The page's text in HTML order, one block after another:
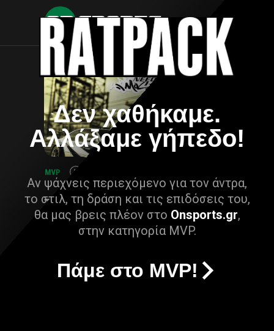
Δεν χαθήκαμε.
Αλλάξαμε γήπεδο!
Αν ψάχνεις περιεχόμενο για τον άντρα,
το στιλ, τη δράση και τις επιδόσεις του,
θα μας βρεις πλέον στο Onsports.gr,
στην κατηγορία MVP.
Πάμε στο MVP!